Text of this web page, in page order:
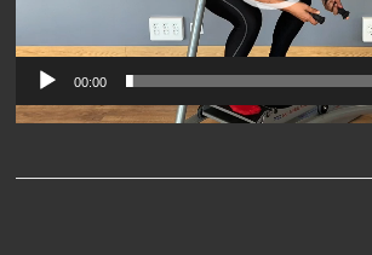
00:00